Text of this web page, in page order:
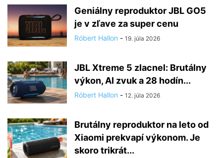
Geniálny reproduktor JBL GO5
je v zľave za super cenu
Róbert Hallon - 19. júla 2026
JBL Xtreme 5 zlacnel: Brutálny
výkon, AI zvuk a 28 hodín...
Róbert Hallon - 12. júla 2026
Brutálny reproduktor na leto od
Xiaomi prekvapí výkonom. Je
skoro trikrát...